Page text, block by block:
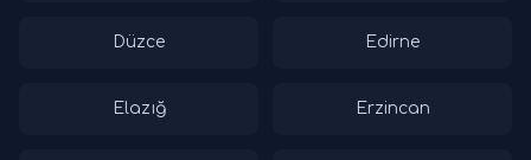
Düzce Edirne
Elazığ Erzincan